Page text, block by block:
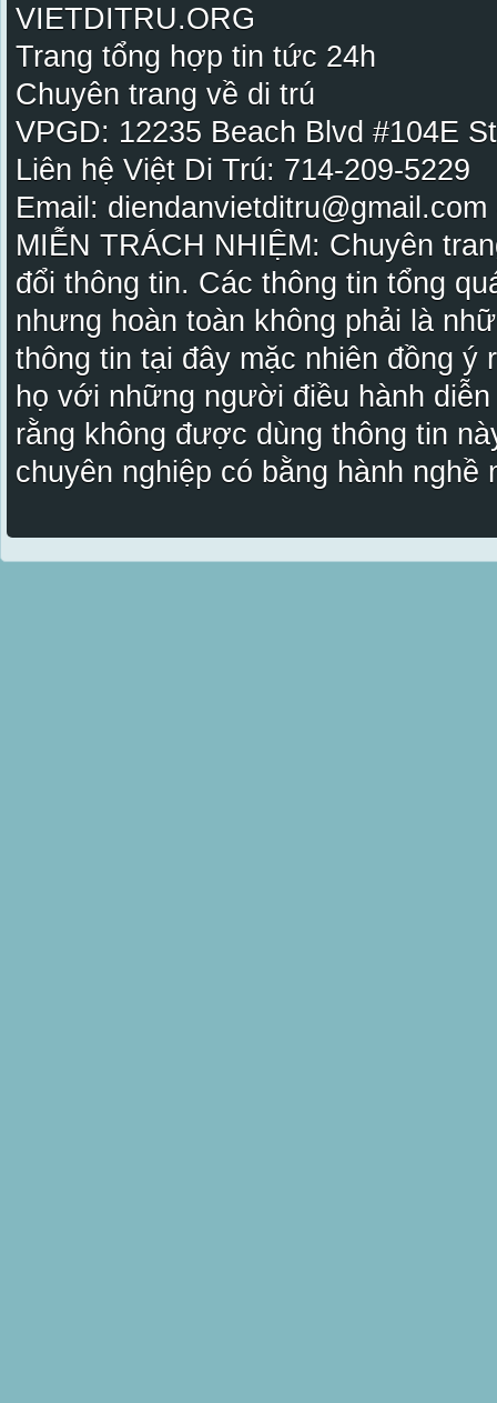
VIETDITRU.ORG
Trang tổng hợp tin tức 24h
Chuyên trang về di trú
VPGD: 12235 Beach Blvd #104E
Liên hệ Việt Di Trú: 714-209-5229
Email:
MIỄN TRÁCH NHIỆM: Chuyên
đổi thông tin. Các thông tin tổng
nhưng hoàn toàn không phải là
thông tin tại đây mặc nhiên đồng ý
họ với những người điều hành
rằng không được dùng thông tin
chuyên nghiệp có bằng hành